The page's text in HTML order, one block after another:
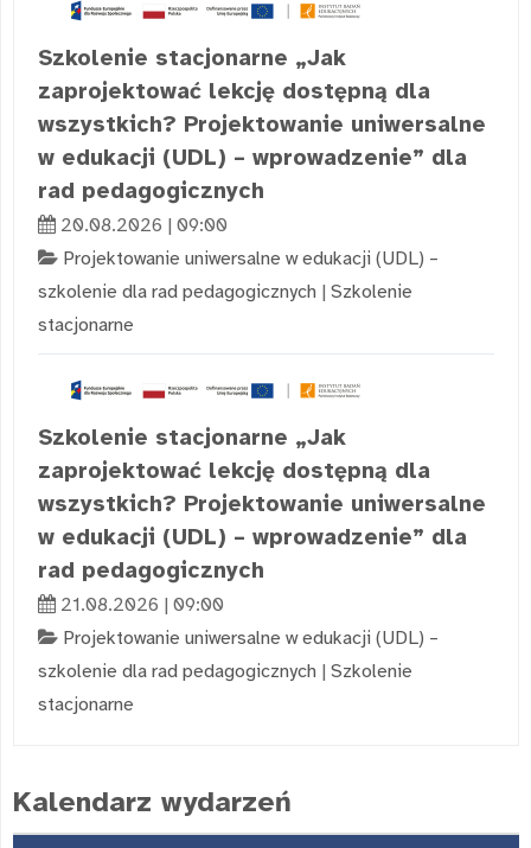
Szkolenie stacjonarne „Jak
zaprojektować lekcję dostępną dla
wszystkich? Projektowanie uniwersalne
w edukacji (UDL) – wprowadzenie” dla
rad pedagogicznych
20.08.2026 | 09:00
Projektowanie uniwersalne w edukacji (UDL) –
szkolenie dla rad pedagogicznych | Szkolenie
stacjonarne
Szkolenie stacjonarne „Jak
zaprojektować lekcję dostępną dla
wszystkich? Projektowanie uniwersalne
w edukacji (UDL) – wprowadzenie” dla
rad pedagogicznych
21.08.2026 | 09:00
Projektowanie uniwersalne w edukacji (UDL) –
szkolenie dla rad pedagogicznych | Szkolenie
stacjonarne
Kalendarz wydarzeń